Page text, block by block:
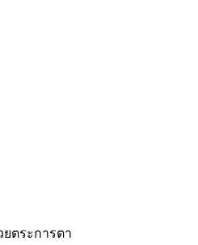
ยตระการตา